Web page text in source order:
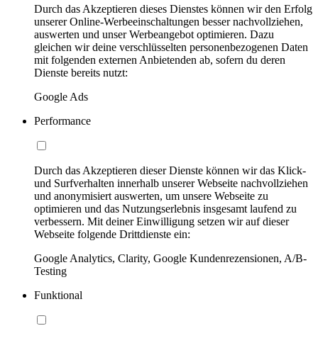
Durch das Akzeptieren dieses Dienstes können wir den Erfolg
unserer Online-Werbeeinschaltungen besser nachvollziehen,
auswerten und unser Werbeangebot optimieren. Dazu
gleichen wir deine verschlüsselten personenbezogenen Daten
mit folgenden externen Anbietenden ab, sofern du deren
Dienste bereits nutzt:
Google Ads
Performance
Durch das Akzeptieren dieser Dienste können wir das Klick-
und Surfverhalten innerhalb unserer Webseite nachvollziehen
und anonymisiert auswerten, um unsere Webseite zu
optimieren und das Nutzungserlebnis insgesamt laufend zu
verbessern. Mit deiner Einwilligung setzen wir auf dieser
Webseite folgende Drittdienste ein:
Google Analytics, Clarity, Google Kundenrezensionen, A/B-
Testing
Funktional